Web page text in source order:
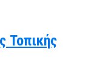
Τοπικής